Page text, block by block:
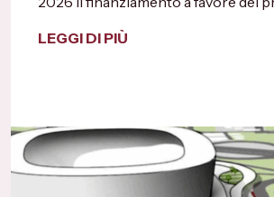
LEGGI DI PIÙ